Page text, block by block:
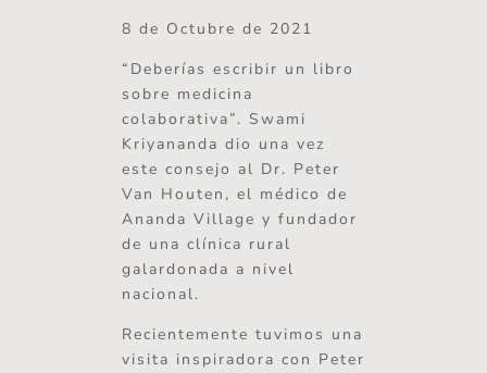
8 de Octubre de 2021
“Deberías escribir un libro
sobre medicina
colaborativa”. Swami
Kriyananda dio una vez
este consejo al Dr. Peter
Van Houten, el médico de
Ananda Village y fundador
de una clínica rural
galardonada a nivel
nacional.
Recientemente tuvimos una
visita inspiradora con Peter